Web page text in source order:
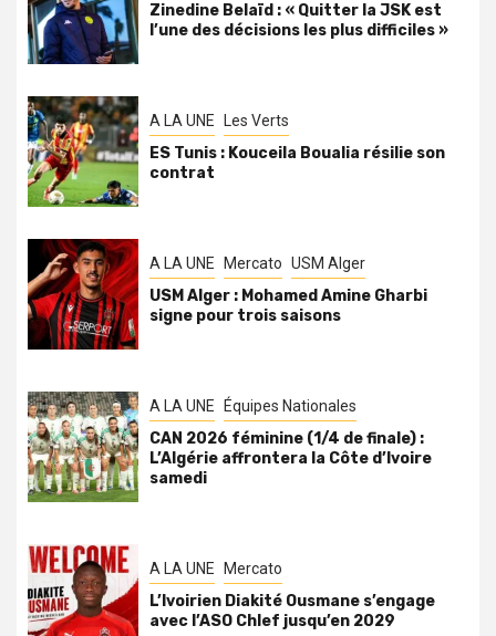
Zinedine Belaïd : « Quitter la JSK est
l’une des décisions les plus difficiles »
A LA UNE Les Verts
ES Tunis : Kouceila Boualia résilie son
contrat
A LA UNE Mercato USM Alger
USM Alger : Mohamed Amine Gharbi
signe pour trois saisons
A LA UNE Équipes Nationales
CAN 2026 féminine (1/4 de finale) :
L’Algérie affrontera la Côte d’Ivoire
samedi
A LA UNE Mercato
L’Ivoirien Diakité Ousmane s’engage
avec l’ASO Chlef jusqu’en 2029